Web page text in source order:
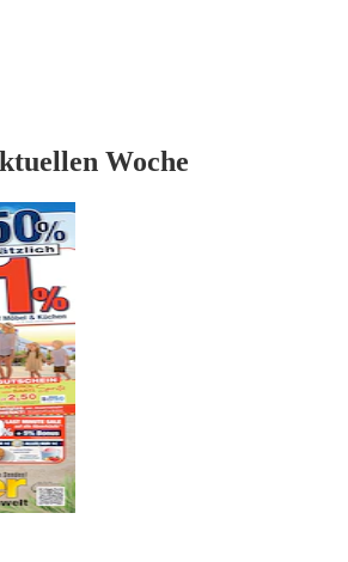
Woche